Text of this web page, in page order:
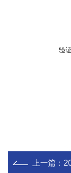
验
上一篇：